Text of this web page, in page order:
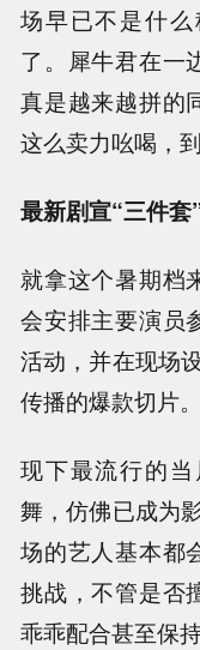
场早已不是什
了。犀牛君在一
真是越来越拼的
这么卖力吆喝，
最新剧宣“三件套
就拿这个暑期档
会安排主要演员
活动，并在现场
传播的爆款切片。
现下最流行的
舞，仿佛已成为
场的艺人基本都
挑战，不管是否
乖乖配合甚至保